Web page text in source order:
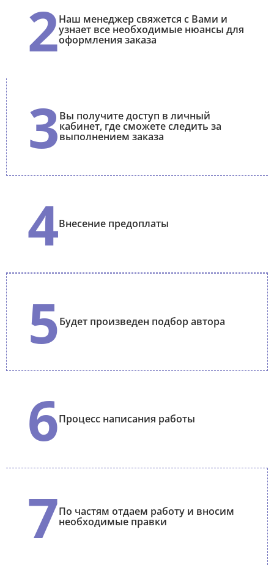
2Наш менеджер свяжется с Вами и
узнает все необходимые нюансы для
оформления заказа
3Вы получите доступ в личный
кабинет, где сможете следить за
выполнением заказа
4Внесение предоплаты
5Будет произведен подбор автора
6Процесс написания работы
7По частям отдаем работу и вносим
необходимые правки